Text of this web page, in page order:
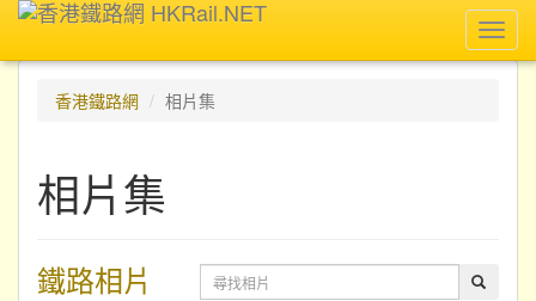
香港鐵路網
相片集
相片集
鐵路相片